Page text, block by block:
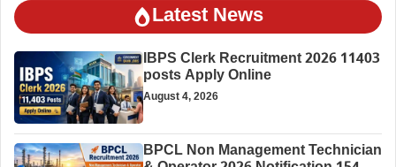
Latest News
IBPS Clerk Recruitment 2026 11403
posts Apply Online
August 4, 2026
BPCL Non Management Technician